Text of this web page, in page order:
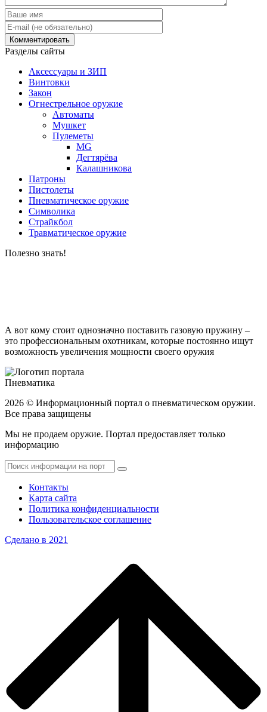
Разделы сайты
Аксессуары и ЗИП
Винтовки
Закон
Огнестрельное оружие
Автоматы
Мушкет
Пулеметы
MG
Дегтярёва
Калашникова
Патроны
Пистолеты
Пневматическое оружие
Символика
Страйкбол
Травматическое оружие
Полезно знать!
А вот кому стоит однозначно поставить газовую пружину –
это профессиональным охотникам, которые постоянно ищут
возможность увеличения мощности своего оружия
Пневматика
2026 © Информационный портал о пневматическом оружии.
Все права защищены
Мы не продаем оружие. Портал предоставляет только
информацию
Контакты
Карта сайта
Политика конфиденциальности
Пользовательское соглашение
Сделано в 2021